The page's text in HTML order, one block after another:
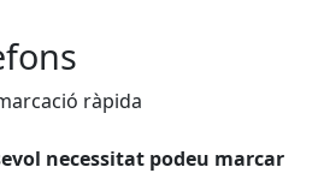
ràpida
necessitat podeu marcar